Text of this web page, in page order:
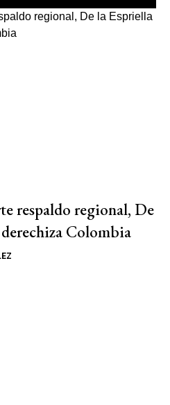
respaldo regional, De
Colombia